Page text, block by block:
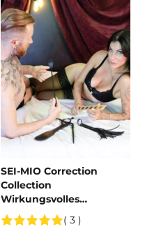
SEI-MIO Correction
Collection
Wirkungsvolles
Bestrafungs-Spanking-
Set
( 3 )